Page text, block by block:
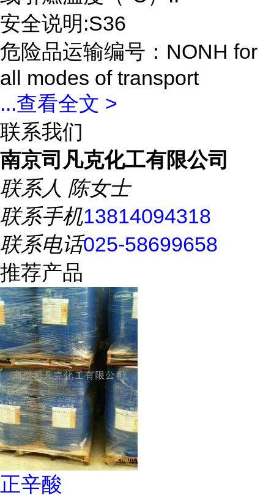
安全说明:S36
危险品运输编号：NONH for
all modes of transport
...查看全文 >
联系我们
南京司凡克化工有限公司
联系人 陈女士
联系手机13814094318
联系电话025-58699658
推荐产品
正辛酸